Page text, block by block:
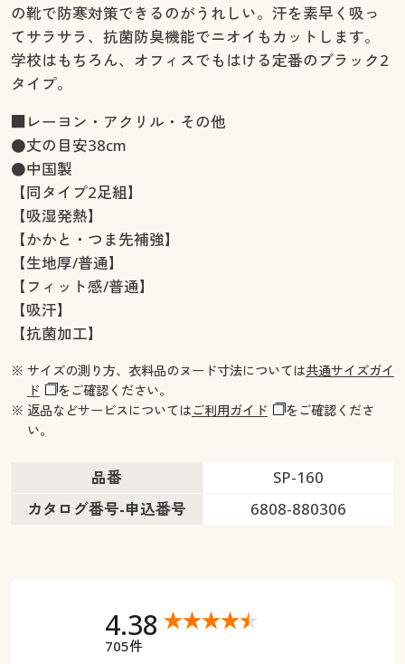
の靴で防寒対策できるのがうれしい。汗を素早く吸っ
てサラサラ、抗菌防臭機能でニオイもカットします。
学校はもちろん、オフィスでもはける定番のブラック2
タイプ。
■レーヨン・アクリル・その他
●丈の目安38cm
●中国製
【同タイプ2足組】
【吸湿発熱】
【かかと・つま先補強】
【生地厚/普通】
【フィット感/普通】
【吸汗】
【抗菌加工】
※ サイズの測り方、衣料品のヌード寸法については共通サイズガイ
ド
をご確認ください。
※ 返品などサービスについてはご利用ガイド
をご確認くださ
い。
品番
SP-160
カタログ番号-申込番号
6808-880306
4.38
705件